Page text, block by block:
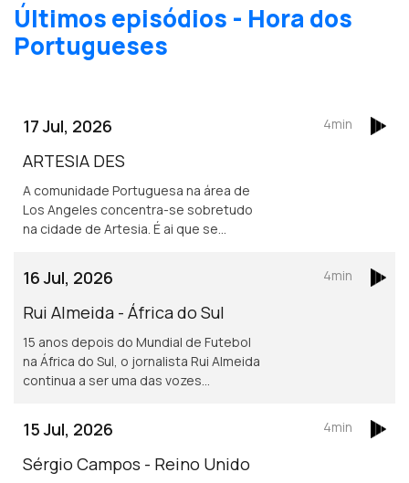
Últimos episódios - Hora dos
Portugueses
17 Jul, 2026
ARTESIA DES
A comunidade Portuguesa na área de
Los Angeles concentra-se sobretudo
na cidade de Artesia. É ai que se
Portugueses nos Estados Unidos.
4min
16 Jul, 2026
Rui Almeida - África do Sul
15 anos depois do Mundial de Futebol
na África do Sul, o jornalista Rui Almeida
continua a ser uma das vozes
lusofonia.
4min
15 Jul, 2026
Sérgio Campos - Reino Unido
4min